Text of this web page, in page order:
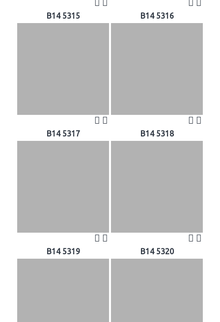
B14 5315 B14 5316
B14 5317 B14 5318
B14 5319 B14 5320